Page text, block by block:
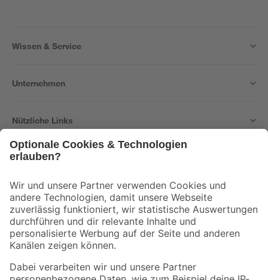
Wissen & Service
Unternehmen
Nützliche Links
Der toom Newsletter: Keine Angebote und Aktionen mehr verpassen!
Zur Newsletter Anmeldung
Folge uns